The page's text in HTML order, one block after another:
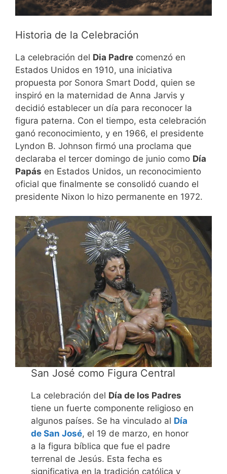
Historia de la Celebración
La celebración del Dia Padre comenzó en
Estados Unidos en 1910, una iniciativa
propuesta por Sonora Smart Dodd, quien se
inspiró en la maternidad de Anna Jarvis y
decidió establecer un día para reconocer la
figura paterna. Con el tiempo, esta celebración
ganó reconocimiento, y en 1966, el presidente
Lyndon B. Johnson firmó una proclama que
declaraba el tercer domingo de junio como Día
Papás en Estados Unidos, un reconocimiento
oficial que finalmente se consolidó cuando el
presidente Nixon lo hizo permanente en 1972.
San José como Figura Central
La celebración del Día de los Padres
tiene un fuerte componente religioso en
algunos países. Se ha vinculado al Día
de San José, el 19 de marzo, en honor
a la figura bíblica que fue el padre
terrenal de Jesús. Esta fecha es
significativa en la tradición católica y